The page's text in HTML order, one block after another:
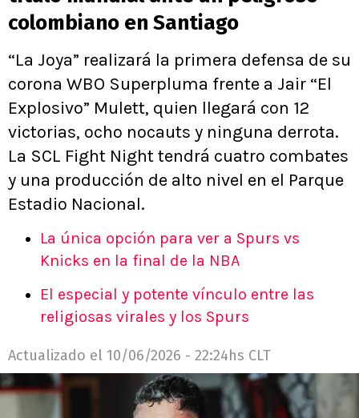
colombiano en Santiago
“La Joya” realizará la primera defensa de su
corona WBO Superpluma frente a Jair “El
Explosivo” Mulett, quien llegará con 12
victorias, ocho nocauts y ninguna derrota.
La SCL Fight Night tendrá cuatro combates
y una producción de alto nivel en el Parque
Estadio Nacional.
La única opción para ver a Spurs vs
Knicks en la final de la NBA
El especial y potente vínculo entre las
religiosas virales y los Spurs
Actualizado el 10/06/2026 - 22:24hs CLT